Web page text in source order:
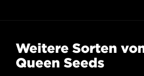
Weitere Sorten
Queen Seeds